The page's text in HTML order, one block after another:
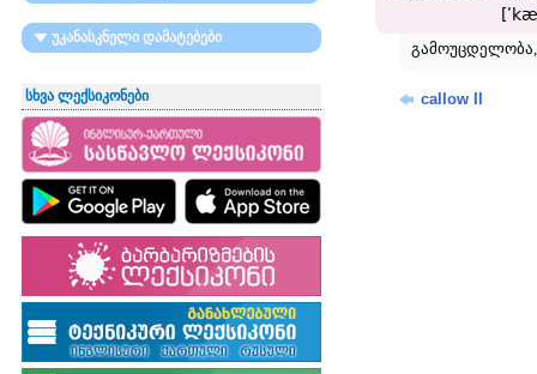
უკანასკნელი დამატებები
სხვა ლექსიკონები
გამოუცდელობა,
callow II